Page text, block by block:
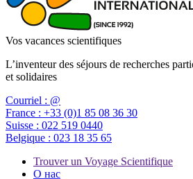
Vos vacances scientifiques
L’inventeur des séjours de recherches
et solidaires
Courriel : @
France : +33 (0)1 85 08 36 30
Suisse : 022 519 0440
Belgique : 023 18 35 65
Trouver un Voyage Scientifique
О нас